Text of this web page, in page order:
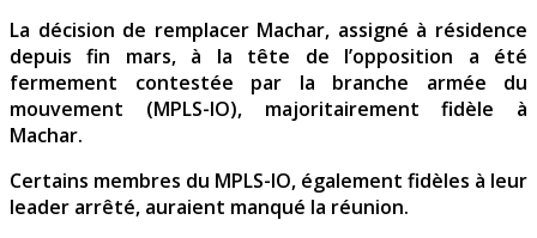
La décision de remplacer Machar, assigné à résidence
depuis fin mars, à la tête de l’opposition a été
fermement contestée par la branche armée du
mouvement (MPLS-IO), majoritairement fidèle à
Machar.
Certains membres du MPLS-IO, également fidèles à leur
leader arrêté, auraient manqué la réunion.